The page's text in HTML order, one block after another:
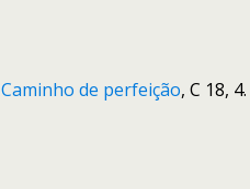
Caminho de perfeição, C 18, 4.